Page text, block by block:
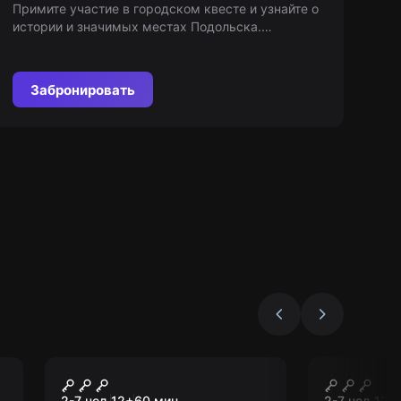
Примите участие в городском квесте и узнайте о
истории и значимых местах Подольска.
Забронировать
Теотиуакан: база
Юкатан